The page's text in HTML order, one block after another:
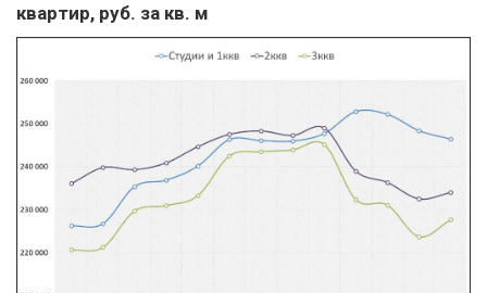
квартир, руб. за кв. м